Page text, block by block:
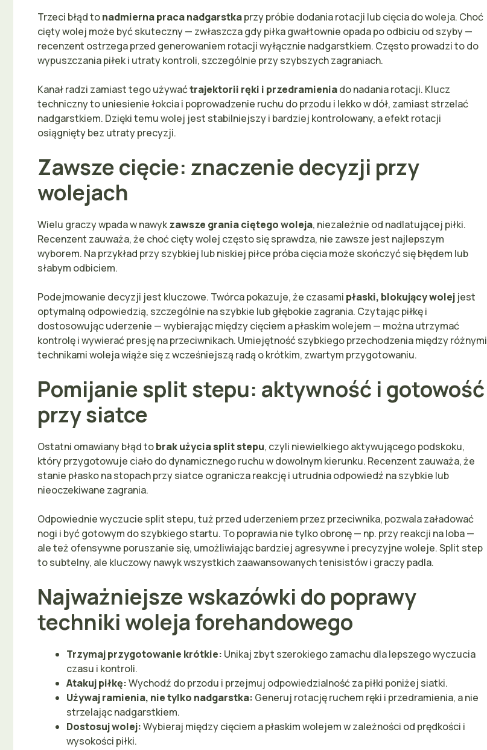
Trzeci błąd tonadmierna praca nadgarstkaprzy próbie dodania rotacji lub cięcia do woleja. Choć
cięty wolej może być skuteczny — zwłaszcza gdy piłka gwałtownie opada po odbiciu od szyby —
recenzent ostrzega przed generowaniem rotacji wyłącznie nadgarstkiem. Często prowadzi to do
wypuszczania piłek i utraty kontroli, szczególnie przy szybszych zagraniach.
Kanał radzi zamiast tego używaćtrajektorii ręki i przedramieniado nadania rotacji. Klucz
techniczny to uniesienie łokcia i poprowadzenie ruchu do przodu i lekko w dół, zamiast strzelać
nadgarstkiem. Dzięki temu wolej jest stabilniejszy i bardziej kontrolowany, a efekt rotacji
osiągnięty bez utraty precyzji.
Zawsze cięcie: znaczenie decyzji przy
wolejach
Wielu graczy wpada w nawykzawsze grania ciętego woleja, niezależnie od nadlatującej piłki.
Recenzent zauważa, że choć cięty wolej często się sprawdza, nie zawsze jest najlepszym
wyborem. Na przykład przy szybkiej lub niskiej piłce próba cięcia może skończyć się błędem lub
słabym odbiciem.
Podejmowanie decyzji jest kluczowe. Twórca pokazuje, że czasami płaski, blokujący wolej jest
optymalną odpowiedzią, szczególnie na szybkie lub głębokie zagrania. Czytając piłkę i
dostosowując uderzenie — wybierając między cięciem a płaskim wolejem — można utrzymać
kontrolę i wywierać presję na przeciwnikach. Umiejętność szybkiego przechodzenia między różnymi
technikami woleja wiąże się z wcześniejszą radą o krótkim, zwartym przygotowaniu.
Pomijanie split stepu: aktywność i gotowość
przy siatce
Ostatni omawiany błąd tobrak użycia split stepu, czyli niewielkiego aktywującego podskoku,
który przygotowuje ciało do dynamicznego ruchu w dowolnym kierunku. Recenzent zauważa, że
stanie płasko na stopach przy siatce ogranicza reakcję i utrudnia odpowiedź na szybkie lub
nieoczekiwane zagrania.
Odpowiednie wyczucie split stepu, tuż przed uderzeniem przez przeciwnika, pozwala załadować
nogi i być gotowym do szybkiego startu. To poprawia nie tylko obronę — np. przy reakcji na loba —
ale też ofensywne poruszanie się, umożliwiając bardziej agresywne i precyzyjne woleje. Split step
to subtelny, ale kluczowy nawyk wszystkich zaawansowanych tenisistów i graczy padla.
Najważniejsze wskazówki do poprawy
techniki woleja forehandowego
Trzymaj przygotowanie krótkie: Unikaj zbyt szerokiego zamachu dla lepszego wyczucia
czasu i kontroli.
Atakuj piłkę:Wychodź do przodu i przejmuj odpowiedzialność za piłki poniżej siatki.
Używaj ramienia, nie tylko nadgarstka: Generuj rotację ruchem ręki i przedramienia, a nie
strzelając nadgarstkiem.
Dostosuj wolej:Wybieraj między cięciem a płaskim wolejem w zależności od prędkości i
wysokości piłki.